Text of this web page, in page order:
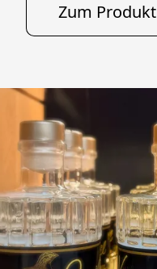
Zum Produkt